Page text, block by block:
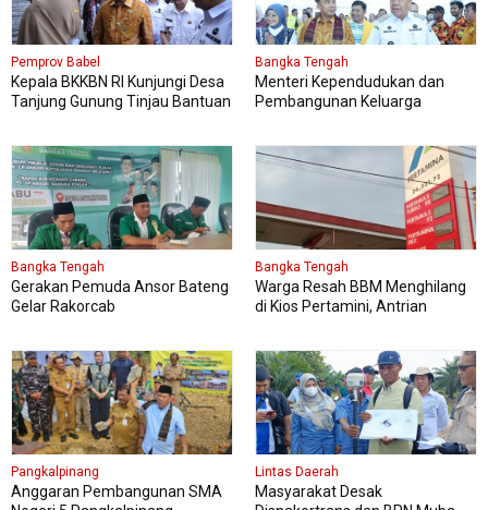
Pemprov Babel
Kepala BKKBN RI Kunjungi Desa
Tanjung Gunung Tinjau Bantuan
Bangka Tengah
Menteri Kependudukan dan
Pembangunan Keluarga
Bangka Tengah
Gerakan Pemuda Ansor Bateng
Gelar Rakorcab
Bangka Tengah
Warga Resah BBM Menghilang
di Kios Pertamini, Antrian
Pangkalpinang
Anggaran Pembangunan SMA
Lintas Daerah
Masyarakat Desak